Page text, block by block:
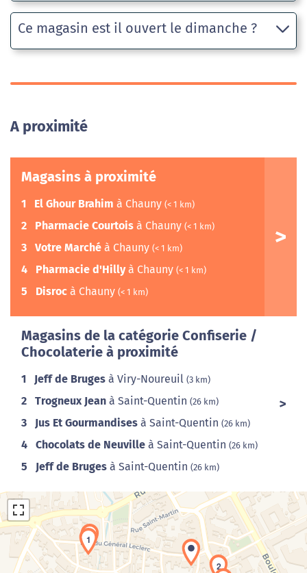
Ce magasin est il ouvert le dimanche ?
A proximité
Magasins à proximité
1 El Ghour Brahim à Chauny (< 1 km)
2 Pharmacie Courtois à Chauny (< 1 km)
3 Votre Marché à Chauny (< 1 km)
4 Pharmacie d'Hillyà Chauny (< 1 km)
5 Disroc à Chauny (< 1 km)
Magasins de la catégorie Confiserie /
Chocolaterie à proximité
1 Jeff de Bruges à Viry-Noureuil (3 km)
2 Trogneux Jean à Saint-Quentin (26 km)
3 Jus Et Gourmandises à Saint-Quentin (26 km)
4 Chocolats de Neuville à Saint-Quentin (26 km)
5 Jeff de Bruges à Saint-Quentin (26 km)
1
2
3